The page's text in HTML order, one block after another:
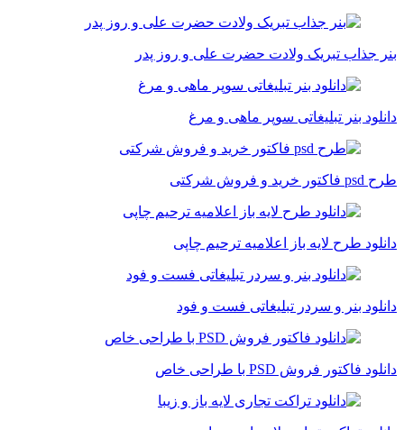
بنر جذاب تبریک ولادت حضرت علی و روز پدر
دانلود بنر تبلیغاتی سوپر ماهی و مرغ
طرح psd فاکتور خرید و فروش شرکتی
دانلود طرح لایه باز اعلامیه ترحیم چاپی
دانلود بنر و سردر تبلیغاتی فست و فود
دانلود فاکتور فروش PSD با طراحی خاص